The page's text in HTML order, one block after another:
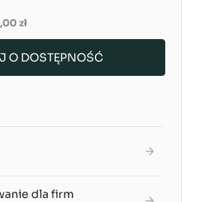
zł
O DOSTĘPNOŚĆ
dla firm